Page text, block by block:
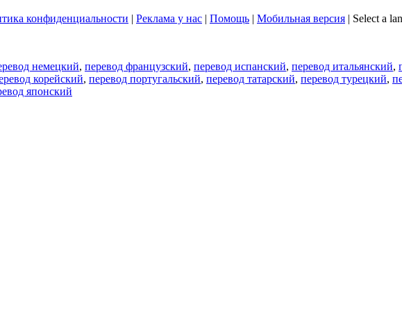
конфиденциальности | Реклама у нас | Помощь | Мобильная версия | Select a
немецкий, перевод французский, перевод испанский, перевод итальянский,
корейский, перевод португальский, перевод татарский, перевод турецкий,
японский